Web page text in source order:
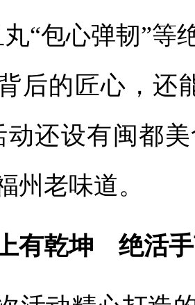
“包心弹韧”等
后的匠心，还
动还设有闽都
州老味道。
乾坤 绝活手